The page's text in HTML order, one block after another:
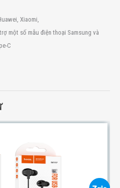
Xiaomi,
một số mẫu điện thoại Samsung và
C